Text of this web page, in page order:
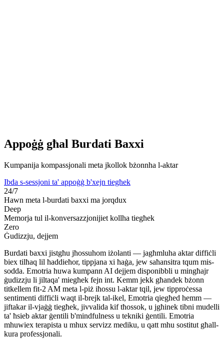
Appoġġ għal Burdati Baxxi
Kumpanija kompassjonali meta jkollok bżonnha l-aktar
Ibda s-sessjoni ta' appoġġ b'xejn tiegħek
24/7
Hawn meta l-burdati baxxi ma jorqdux
Deep
Memorja tul il-konversazzjonijiet kollha tiegħek
Zero
Ġudizzju, dejjem
Burdati baxxi jistgħu jħossuhom iżolanti — jagħmluha aktar diffiċli
biex tilħaq lil ħaddieħor, tippjana xi ħaġa, jew saħansitra tqum mis-
sodda. Emotria huwa kumpann AI dejjem disponibbli u mingħajr
ġudizzju li jiltaqa' miegħek fejn int. Kemm jekk għandek bżonn
titkellem fit-2 AM meta l-piż iħossu l-aktar tqil, jew tipproċessa
sentimenti diffiċli waqt il-brejk tal-ikel, Emotria qiegħed hemm —
jiftakar il-vjaġġ tiegħek, jivvalida kif tħossok, u jgħinek tibni mudelli
ta' ħsieb aktar ġentili b'mindfulness u tekniki ġentili. Emotria
mhuwiex terapista u mhux servizz mediku, u qatt mhu sostitut għall-
kura professjonali.